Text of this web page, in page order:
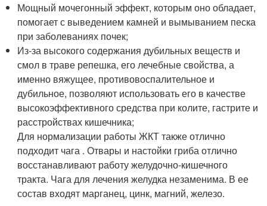
Мощный мочегонный эффект, которым оно обладает,
помогает с выведением камней и вымыванием песка
при заболеваниях почек;
Из-за высокого содержания дубильных веществ и
смол в траве репешка, его лечебные свойства, а
именно вяжущее, противовоспалительное и
дубильное, позволяют использовать его в качестве
высокоэффективного средства при колите, гастрите и
расстройствах кишечника;
Для нормализации работы ЖКТ также отлично
подходит чага . Отвары и настойки гриба отлично
восстанавливают работу желудочно-кишечного
тракта. Чага для лечения желудка незаменима. В ее
состав входят марганец, цинк, магний, железо.